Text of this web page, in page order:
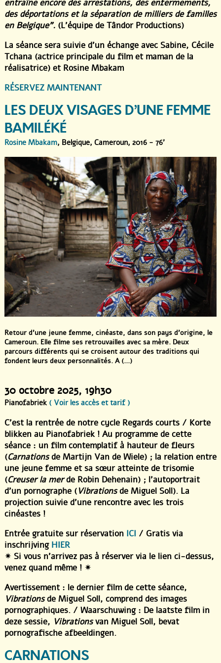
entraîne encore des arrestations, des enfermements,
des déportations et la séparation de milliers de familles
en Belgique". (L’équipe de Tândor Productions)
La séance sera suivie d’un échange avec Sabine, Cécile
Tchana (actrice principale du film et maman de la
réalisatrice) et Rosine Mbakam
RÉSERVEZ MAINTENANT
LES DEUX VISAGES D’UNE FEMME
BAMILÉKÉ
Rosine Mbakam, Belgique, Cameroun, 2016 - 76'
Retour d’une jeune femme, cinéaste, dans son pays d’origine, le
Cameroun. Elle filme ses retrouvailles avec sa mère. Deux
parcours différents qui se croisent autour des traditions qui
fondent leurs deux personnalités. A (...)
30 octobre 2025, 19h30
Pianofabriek ( Voir les accès et tarif )
C’est la rentrée de notre cycle Regards courts / Korte
blikken au Pianofabriek ! Au programme de cette
séance : un film contemplatif à hauteur de fleurs
(Carnationsde Martijn Van de Wiele) ; la relation entre
une jeune femme et sa sœur atteinte de trisomie
(Creuser la merde Robin Dehenain) ; l’autoportrait
d’un pornographe (Vibrationsde Miguel Soll). La
projection suivie d’une rencontre avec les trois
cinéastes !
Entrée gratuite sur réservation ICI / Gratis via
inschrijving HIER
✴︎ Si vous n’arrivez pas à réserver via le lien ci-dessus,
venez quand même ! ✴︎
Avertissement : le dernier film de cette séance,
Vibrationsde Miguel Soll, comprend des images
pornographiques. / Waarschuwing : De laatste film in
deze sessie, Vibrationsvan Miguel Soll, bevat
pornografische afbeeldingen.
CARNATIONS